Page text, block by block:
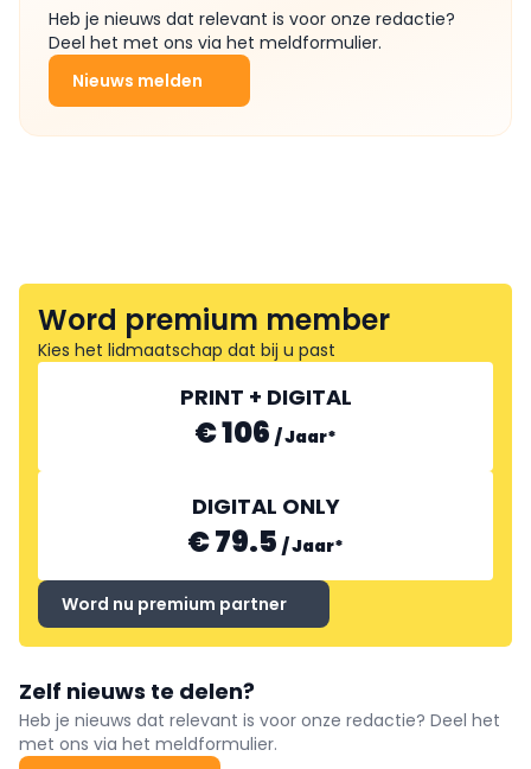
Heb je nieuws dat relevant is voor onze redactie?
Deel het met ons via het meldformulier.
Nieuws melden
Word premium member
Kies het lidmaatschap dat bij u past
PRINT + DIGITAL
€ 106 /Jaar*
DIGITAL ONLY
€ 79.5 /Jaar*
Word nu premium partner
Zelf nieuws te delen?
Heb je nieuws dat relevant is voor onze redactie? Deel het
met ons via het meldformulier.